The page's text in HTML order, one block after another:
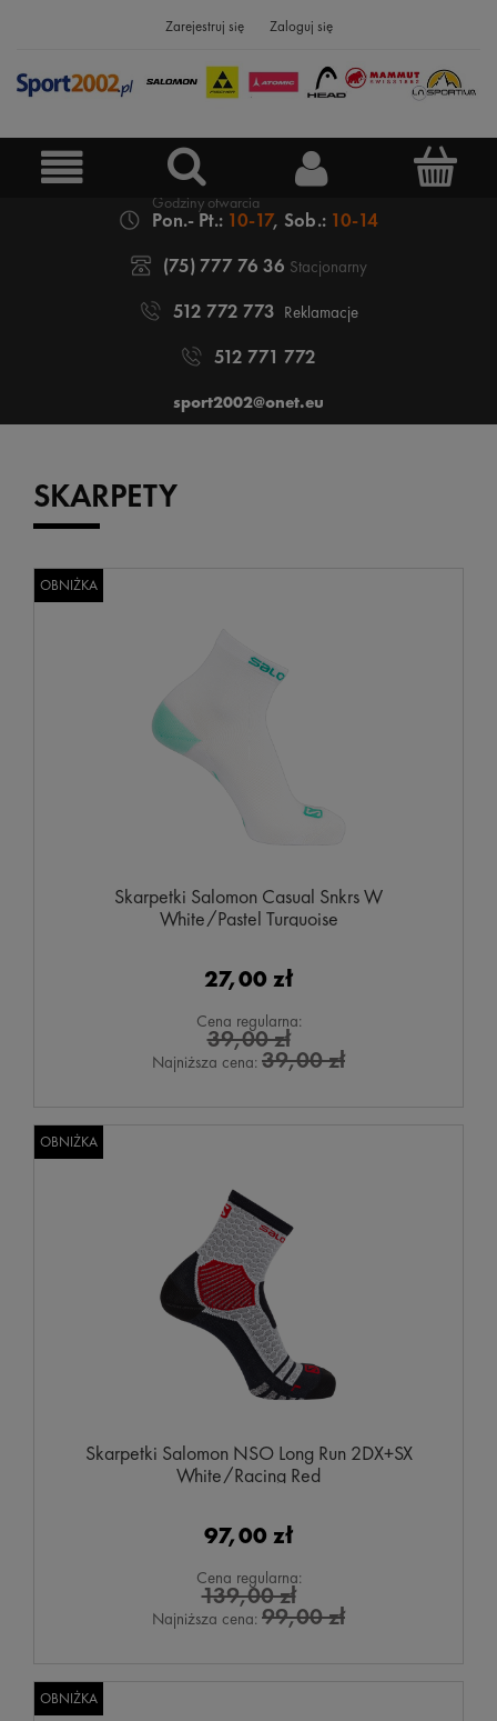
Zarejestruj się Zaloguj się
Pon.- Pt.: 10-17, Sob.: 10-14
(75) 777 76 36 Stacjonarny
512 772 773 Reklamacje
512 771 772
sport2002@onet.eu
SKARPETY
Skarpetki Salomon Casual Snkrs W
White/Pastel Turquoise
27,00 zł
Cena regularna:
39,00 zł
Najniższa cena: 39,00 zł
OBNIŻKA
Skarpetki Salomon NSO Long Run 2DX+SX
White/Racing Red
97,00 zł
Cena regularna:
139,00 zł
Najniższa cena: 99,00 zł
OBNIŻKA
OBNIŻKA